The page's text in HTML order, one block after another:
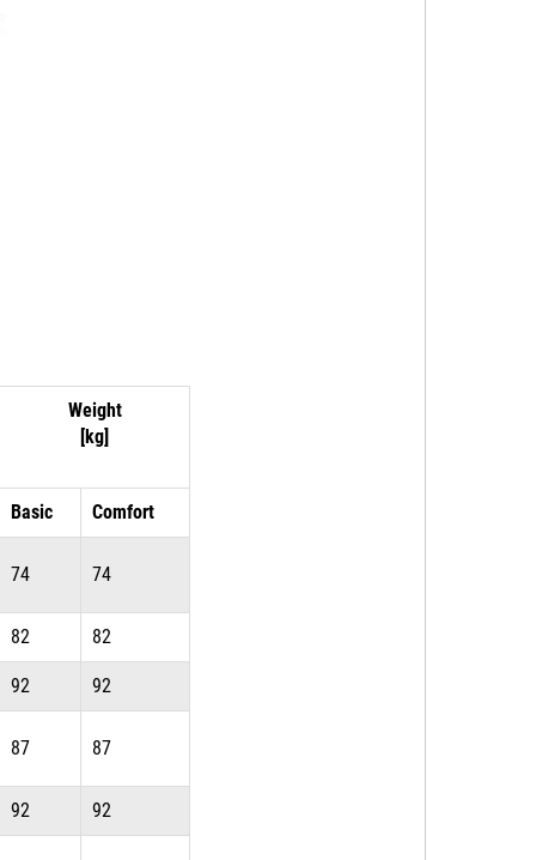
Weight
[kg]
Basic Comfort
74 74
82 82
92 92
87 87
92 92